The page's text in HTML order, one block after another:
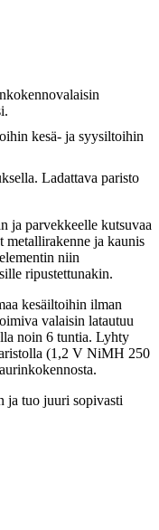
kesä- ja syysiltoihin
Ladattava paristo
ja parvekkeelle kutsuvaa
metallirakenne ja kaunis
niin
ripustettunakin.
kesäiltoihin ilman
valaisin latautuu
noin 6 tuntia. Lyhty
(1,2 V NiMH 250
ja tuo juuri sopivasti